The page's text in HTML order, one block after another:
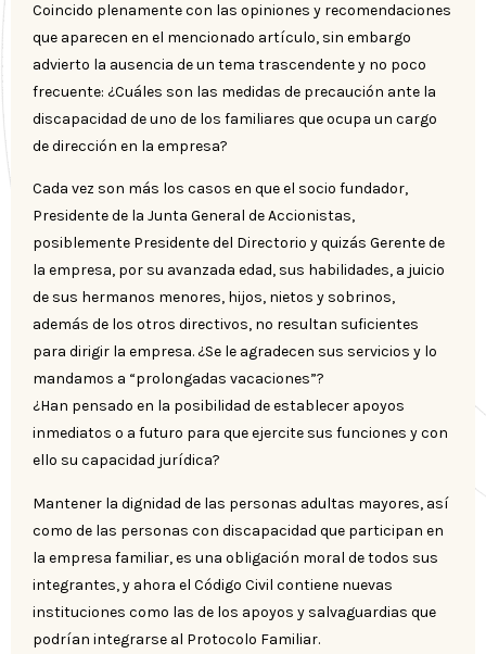
Coincido plenamente con las opiniones y recomendaciones
que aparecen en el mencionado artículo, sin embargo
advierto la ausencia de un tema trascendente y no poco
frecuente: ¿Cuáles son las medidas de precaución ante la
discapacidad de uno de los familiares que ocupa un cargo
de dirección en la empresa?
Cada vez son más los casos en que el socio fundador,
Presidente de la Junta General de Accionistas,
posiblemente Presidente del Directorio y quizás Gerente de
la empresa, por su avanzada edad, sus habilidades, a juicio
de sus hermanos menores, hijos, nietos y sobrinos,
además de los otros directivos, no resultan suficientes
para dirigir la empresa. ¿Se le agradecen sus servicios y lo
mandamos a “prolongadas vacaciones”?
¿Han pensado en la posibilidad de establecer apoyos
inmediatos o a futuro para que ejercite sus funciones y con
ello su capacidad jurídica?
Mantener la dignidad de las personas adultas mayores, así
como de las personas con discapacidad que participan en
la empresa familiar, es una obligación moral de todos sus
integrantes, y ahora el Código Civil contiene nuevas
instituciones como las de los apoyos y salvaguardias que
podrían integrarse al Protocolo Familiar.